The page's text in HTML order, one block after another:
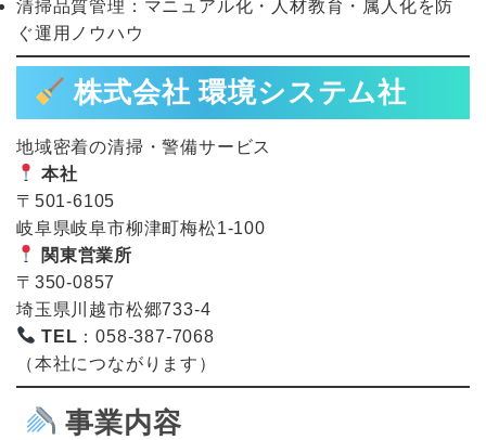
清掃品質管理：マニュアル化・人材教育・属人化を防
ぐ運用ノウハウ
株式会社 環境システム社
地域密着の清掃・警備サービス
本社
〒501-6105
岐阜県岐阜市柳津町梅松1-100
関東営業所
〒350-0857
埼玉県川越市松郷733-4
TEL ：058-387-7068
（本社につながります）
事業内容